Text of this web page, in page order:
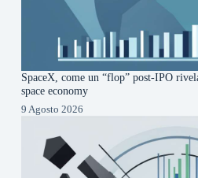
SpaceX, come un “flop” post-IPO
space economy
9 Agosto 2026